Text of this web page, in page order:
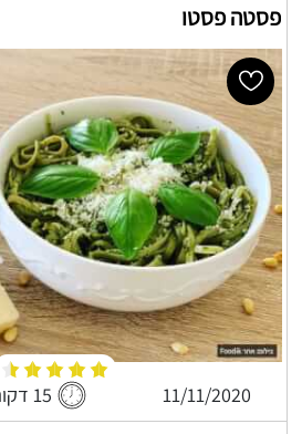
פסטה פסטו
11/11/2020 15 דקות